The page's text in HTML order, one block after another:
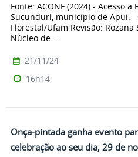
Fonte: ACONF (2024) - Acesso
Sucunduri, município de Apuí.
Florestal/Ufam Revisão: Rozana
Núcleo de...
21/11/24
16h14
Onça-pintada ganha evento
celebração ao seu dia, 29 de